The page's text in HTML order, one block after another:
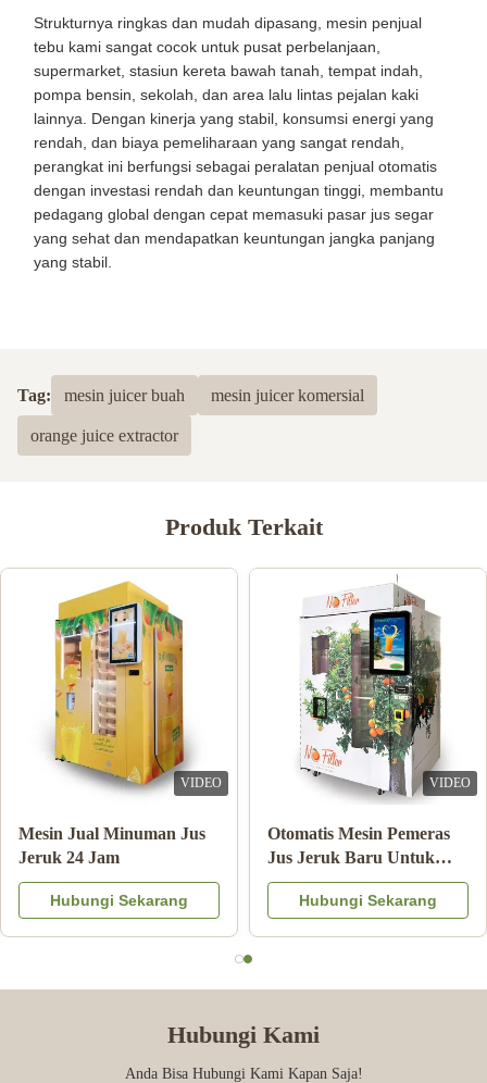
Strukturnya ringkas dan mudah dipasang, mesin penjual
tebu kami sangat cocok untuk pusat perbelanjaan,
supermarket, stasiun kereta bawah tanah, tempat indah,
pompa bensin, sekolah, dan area lalu lintas pejalan kaki
lainnya. Dengan kinerja yang stabil, konsumsi energi yang
rendah, dan biaya pemeliharaan yang sangat rendah,
perangkat ini berfungsi sebagai peralatan penjual otomatis
dengan investasi rendah dan keuntungan tinggi, membantu
pedagang global dengan cepat memasuki pasar jus segar
yang sehat dan mendapatkan keuntungan jangka panjang
yang stabil.
Tag: mesin juicer buah mesin juicer komersial
orange juice extractor
Produk Terkait
VIDEO
Mesin Jual Minuman Jus
Jeruk 24 Jam
Hubungi Sekarang
VIDEO
Otomatis Mesin Pemeras
Jus Jeruk Baru Untuk
Komersial
Hubungi Sekarang
Hubungi Kami
Anda Bisa Hubungi Kami Kapan Saja!